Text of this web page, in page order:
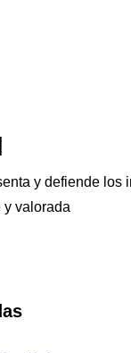
y defiende los
y valorada